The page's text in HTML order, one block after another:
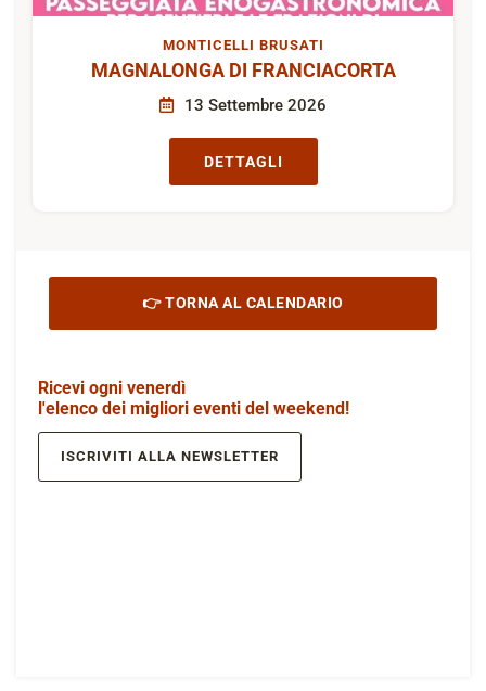
MONTICELLI BRUSATI
MAGNALONGA DI FRANCIACORTA
13 Settembre 2026
DETTAGLI
👉 TORNA AL CALENDARIO
Ricevi ogni venerdì
l'elenco dei migliori eventi del weekend!
ISCRIVITI ALLA NEWSLETTER